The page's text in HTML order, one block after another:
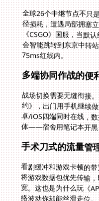
全球26个中继节点不只
径损耗，遭遇局部拥塞
《CSGO》国服，当默
会智能跳转到东京中转
75ms红线内。
多端协同作战的便
战场切换需要无缝衔接
约》，出门用手机继续
卓/iOS四端同时在线，数
体——宿舍用笔记本开黑
手术刀式的流量管
看剧缓冲和游戏卡顿的
将游戏数据包优先传输
宽。这也是为什么玩《
络波动你却能丝滑走位。